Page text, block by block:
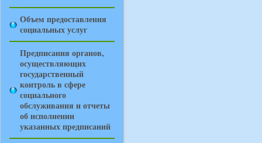
Объем предоставления
социальных услуг
Предписания органов,
осуществляющих
государственный
контроль в сфере
социального
обслуживания и отчеты
об исполнении
указанных предписаний